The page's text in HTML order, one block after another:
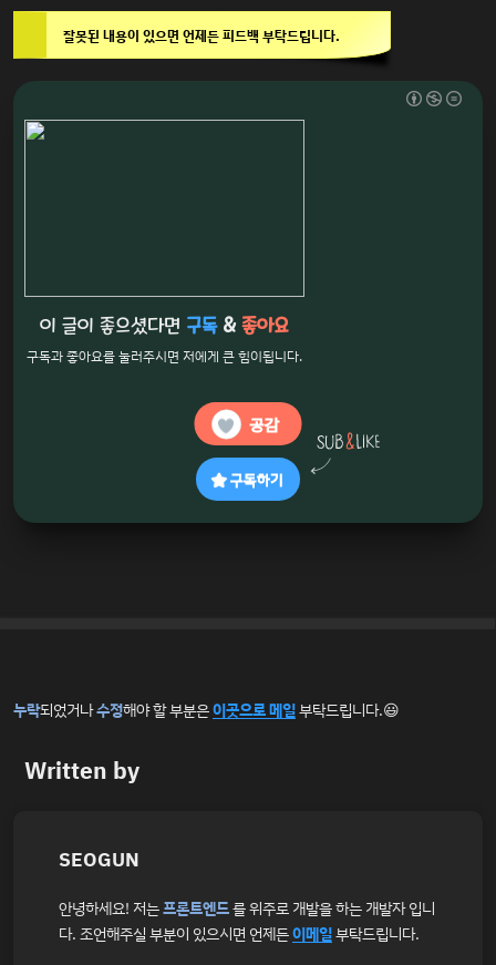
잘못된 내용이 있으면 언제든 피드백 부탁드립니다.
이 글이 좋으셨다면 구독& 좋아요
구독과 좋아요를 눌러주시면 저에게 큰 힘이됩니다.
공감
구독하기
누락되었거나수정해야 할 부분은이곳으로 메일부탁드립니다.😃
Written by
SEOGUN
안녕하세요! 저는프론트엔드를 위주로 개발을 하는 개발자 입니
다. 조언해주실 부분이 있으시면 언제든이메일부탁드립니다.